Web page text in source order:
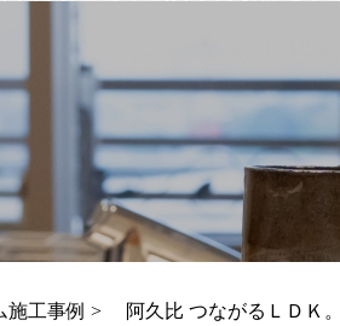
施工事例 阿久比 つながるＬＤＫ